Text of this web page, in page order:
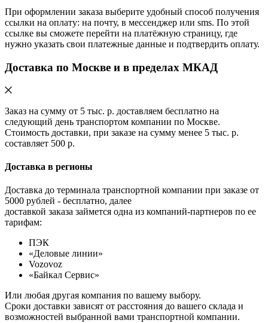
При оформлении заказа выберите удобный способ получения
ссылки на оплату: на почту, в мессенджер или sms. По этой
ссылке вы сможете перейти на платёжную страницу, где
нужно указать свои платежные данные и подтвердить оплату.
Доставка по Москве и в пределах МКАД
Заказ на сумму от 5 тыс. р. доставляем бесплатно на
следующий день транспортом компании по Москве.
Стоимость доставки, при заказе на сумму менее 5 тыс. р.
составляет 500 р.
Доставка в регионы
Доставка до терминала транспортной компании при заказе от
5000 рублей - бесплатно, далее
доставкой заказа займется одна из компаний-партнеров по ее
тарифам:
ПЭК
«Деловые линии»
Vozovoz
«Байкал Сервис»
Или любая другая компания по вашему выбору.
Сроки доставки зависят от расстояния до вашего склада и
возможностей выбранной вами транспортной компании.